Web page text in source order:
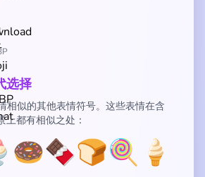
选择
相似的其他表情符号。这些表情在含
上都有相似之处：
🍩🍫🍞🍭 🍦